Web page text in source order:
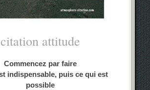
citation attitude
Commencez par faire
indispensable, puis ce qui est
possible